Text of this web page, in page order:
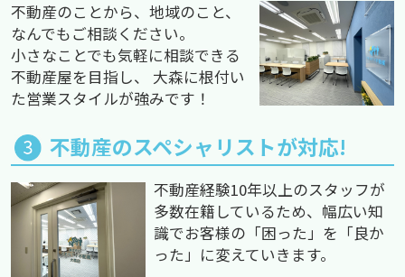
不動産のことから、地域のこと、
なんでもご相談ください。
小さなことでも気軽に相談できる
不動産屋を目指し、 大森に根付い
た営業スタイルが強みです！
不動産のスペシャリストが対応!
不動産経験10年以上のスタッフが
多数在籍しているため、幅広い知
識でお客様の「困った」を「良か
った」に変えていきます。